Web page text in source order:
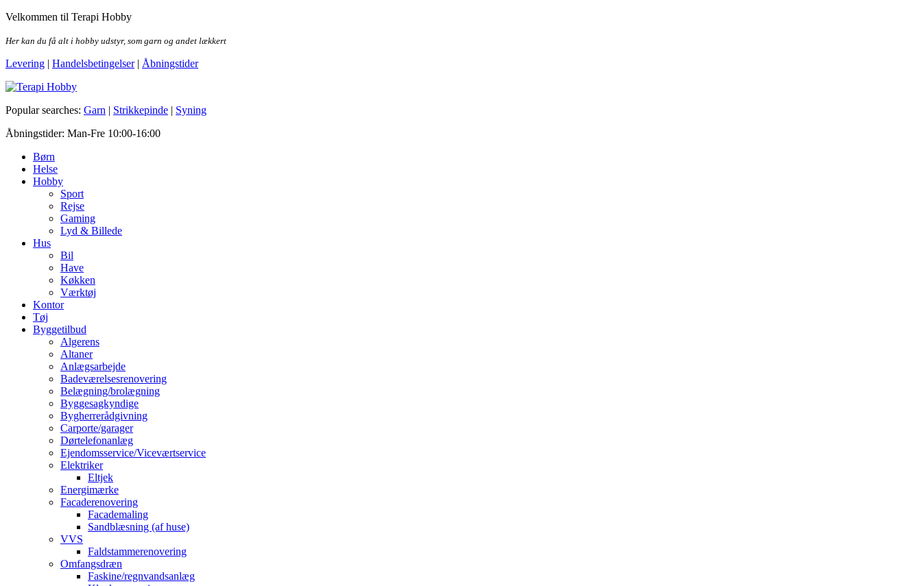
Skip
the
Velkommen til Terapi Hobby
Her kan du få alt i hobby udstyr, som garn og andet lækkert
Levering | Handelsbetingelser| Åbningstider
Terapi Hobby
Popular searches: Garn | Strikkepinde | Syning
Åbningstider: Man-Fre 10:00-16:00
Børn
Helse
Hobby
Sport
Rejse
Gaming
Lyd & Billede
Hus
Bil
Have
Køkken
Værktøj
Kontor
Tøj
Byggetilbud
Algerens
Altaner
Anlægsarbejde
Badeværelsesrenovering
Belægning/brolægning
Byggesagkyndige
Bygherrerådgivning
Carporte/garager
Dørtelefonanlæg
Ejendomsservice/Viceværtservice
Elektriker
Eltjek
Energimærke
Facaderenovering
Facademaling
Sandblæsning (af huse)
VVS
Faldstammerenovering
Omfangsdræn
Faskine/regnvandsanlæg